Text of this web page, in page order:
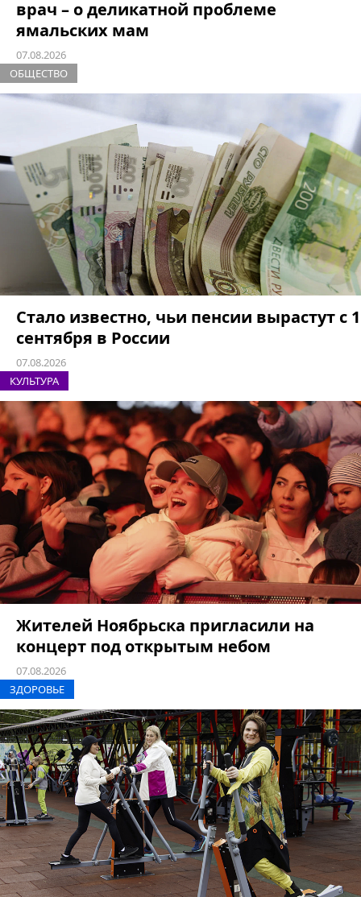
врач – о деликатной проблеме
ямальских мам
07.08.2026
ОБЩЕСТВО
Стало известно, чьи пенсии вырастут с 1
сентября в России
07.08.2026
КУЛЬТУРА
Жителей Ноябрьска пригласили на
концерт под открытым небом
07.08.2026
ЗДОРОВЬЕ